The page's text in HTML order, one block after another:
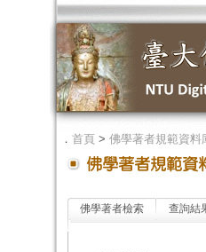
． 首頁> 佛學著者規範資料
佛學著者檢索 查詢結